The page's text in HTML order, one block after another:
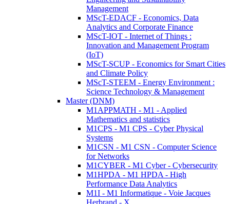
Management
MScT-EDACF - Economics, Data
Analytics and Corporate Finance
MScT-IOT - Internet of Things :
Innovation and Management Program
(IoT)
MScT-SCUP - Economics for Smart Cities
and Climate Policy
MScT-STEEM - Energy Environment :
Science Technology & Management
Master (DNM)
M1APPMATH - M1 - Applied
Mathematics and statistics
M1CPS - M1 CPS - Cyber Physical
Systems
M1CSN - M1 CSN - Computer Science
for Networks
M1CYBER - M1 Cyber - Cybersecurity
M1HPDA - M1 HPDA - High
Performance Data Analytics
M1I - M1 Informatique - Voie Jacques
Herbrand - X